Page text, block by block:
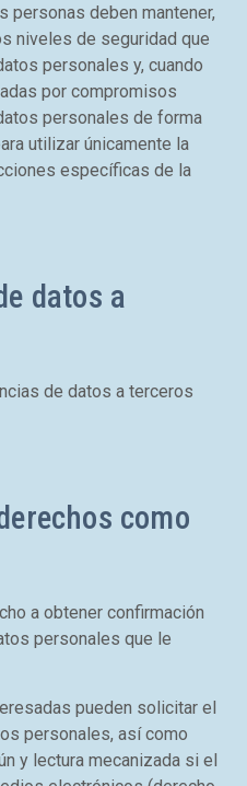
personas deben mantener,
niveles de seguridad que
personales y, cuando
por compromisos
personales de forma
utilizar únicamente la
específicas de la
datos a
de datos a terceros
como
a obtener confirmación
personales que le
pueden solicitar el
personales, así como
y lectura mecanizada si el